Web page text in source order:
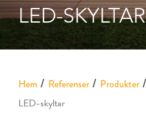
LED-SKYLTAR
Hem Referenser Produkter
LED-skyltar